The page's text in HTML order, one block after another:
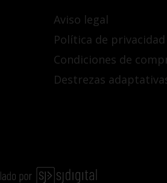
Aviso legal
Política de privacidad
Condiciones de
Destrezas